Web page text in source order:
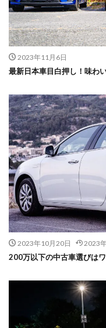
2023年11月6日
最新日本車目白押し！味わ
2023年10月20日 2023
200万以下の中古車選びは